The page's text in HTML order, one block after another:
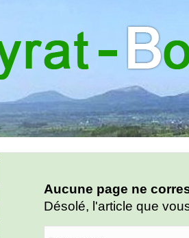
Aucune page ne
Désolé, l'article que